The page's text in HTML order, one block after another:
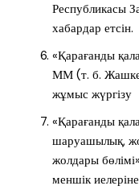
Республикасы
хабардар етсін.
«Қарағанды
ММ (т. б.
жұмыс жүргізу
«Қарағанды
шаруашылық,
жолдары
меншік